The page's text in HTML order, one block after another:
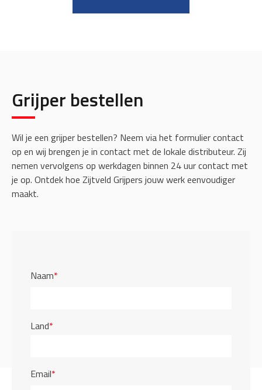
Grijper bestellen
Wil je een grijper bestellen? Neem via het formulier contact
op en wij brengen je in contact met de lokale distributeur. Zij
nemen vervolgens op werkdagen binnen 24 uur contact met
je op. Ontdek hoe Zijtveld Grijpers jouw werk eenvoudiger
maakt.
Naam*
Land*
Email*